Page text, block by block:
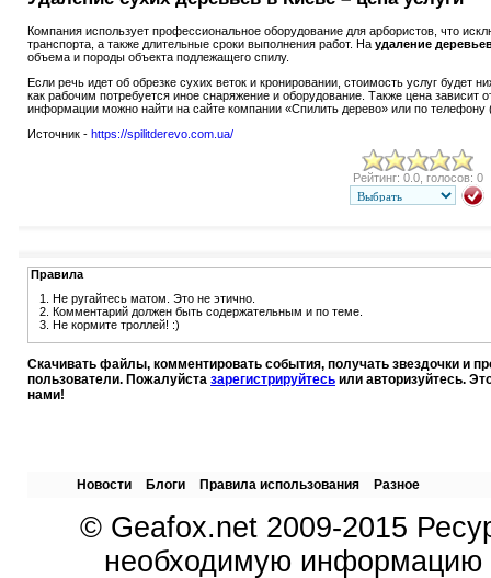
Компания использует профессиональное оборудование для арбористов, что
транспорта, а также длительные сроки выполнения работ. На удаление
объема и породы объекта подлежащего спилу.
Если речь идет об обрезке сухих веток и кронировании, стоимость услуг будет
как рабочим потребуется иное снаряжение и оборудование. Также цена
информации можно найти на сайте компании «Спилить дерево» или по телефону
Источник - https://spilitderevo.com.ua/
Рейтинг: 0.0, голосов: 0
Правила
1. Не ругайтесь матом. Это не этично.
2. Комментарий должен быть содержательным и по теме.
3. Не кормите троллей! :)
Скачивать файлы, комментировать события, получать звездочки и
пользователи. Пожалуйста зарегистрируйтесь или авторизуйтесь.
нами!
Новости Блоги Правила использования Разное
© Geafox.net 2009-2015
необходимую информацию